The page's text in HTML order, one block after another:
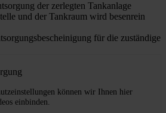
der zerlegten Tankanlage
und der Tankraum wird besenrein
für die zuständige
können wir Ihnen hier
einbinden.